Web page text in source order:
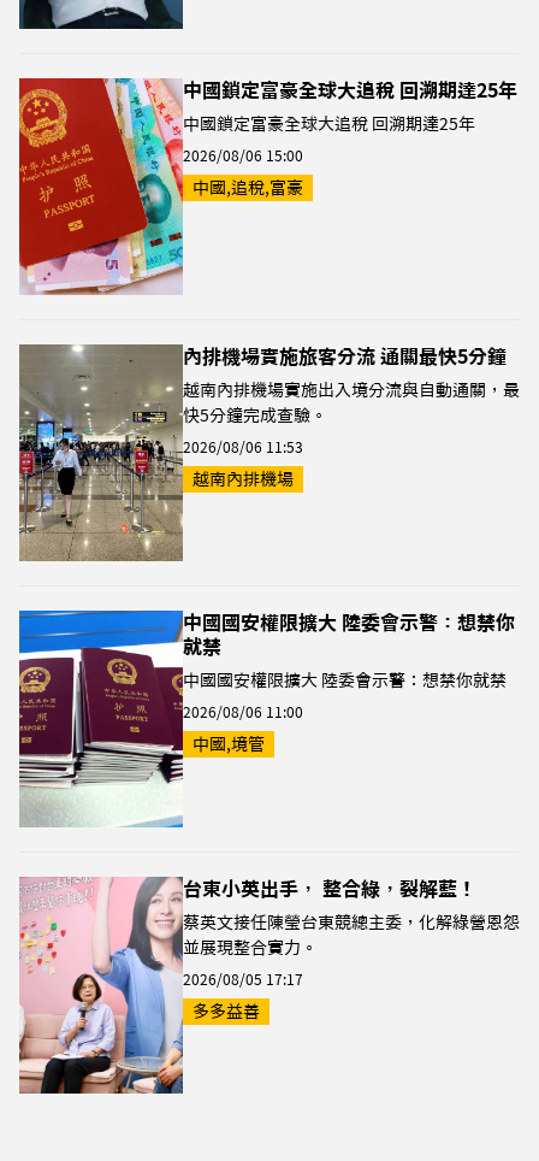
中國鎖定富豪全球大追稅 回溯期達25年
中國鎖定富豪全球大追稅 回溯期達25年
2026/08/06 15:00
中國,追稅,富豪
內排機場實施旅客分流 通關最快5分鐘
越南內排機場實施出入境分流與自動通關，最
快5分鐘完成查驗。
2026/08/06 11:53
越南內排機場
中國國安權限擴大 陸委會示警：想禁你
就禁
中國國安權限擴大 陸委會示警：想禁你就禁
2026/08/06 11:00
中國,境管
台東小英出手， 整合綠，裂解藍！
蔡英文接任陳瑩台東競總主委，化解綠營恩怨
並展現整合實力。
2026/08/05 17:17
多多益善